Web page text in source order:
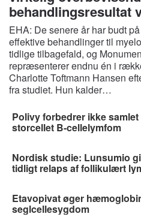
behandlingsresultat
EHA: De senere år har budt
effektive behandlinger til
tidlige tilbagefald, og
repræsenterer endnu én i
Charlotte Toftmann Hansen
fra studiet. Hun kalder…
Polivy forbedrer ikke samlet
storcellet B-cellelymfom
Nordisk studie: Lunsumio
tidligt relaps af follikulært
Etavopivat øger
seglcellesygdom